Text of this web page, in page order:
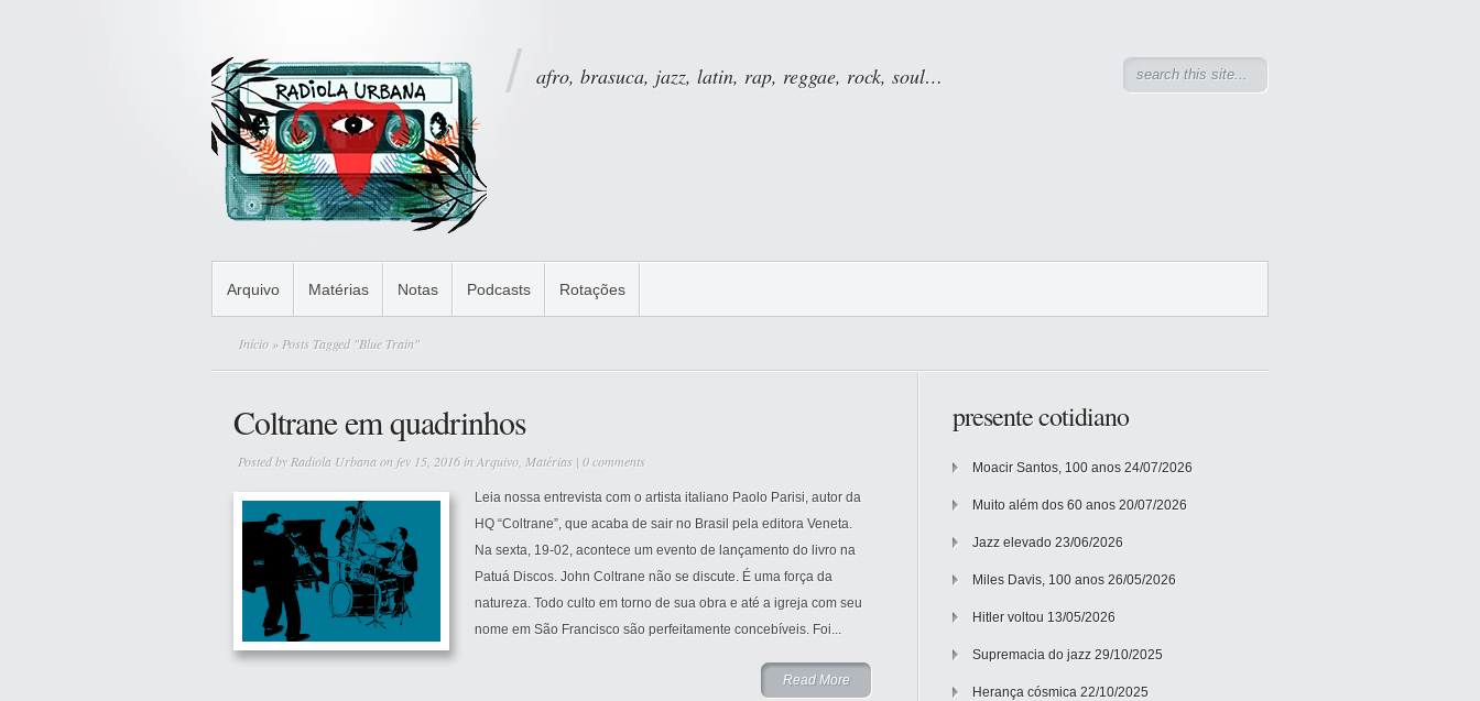
afro, brasuca, jazz, latin, rap, reggae, rock, soul…
Arquivo Matérias Notas Podcasts Rotações
Início » Posts Tagged "Blue Train"
Coltrane em quadrinhos
Posted by Radiola Urbanaon fev 15, 2016 inArquivo Matérias | 0 comments
Leia nossa entrevista com o artista italiano Paolo Parisi, autor da
HQ “Coltrane”, que acaba de sair no Brasil pela editora Veneta.
Na sexta, 19-02, acontece um evento de lançamento do livro na
Patuá Discos. John Coltrane não se discute. É uma força da
natureza. Todo culto em torno de sua obra e até a igreja com seu
nome em São Francisco são perfeitamente concebíveis. Foi...
Read More
presente cotidiano
Moacir Santos, 100 anos 24/07/2026
Muito além dos 60 anos 20/07/2026
Jazz elevado 23/06/2026
Miles Davis, 100 anos 26/05/2026
Hitler voltou 13/05/2026
Supremacia do jazz 29/10/2025
Herança cósmica 22/10/2025